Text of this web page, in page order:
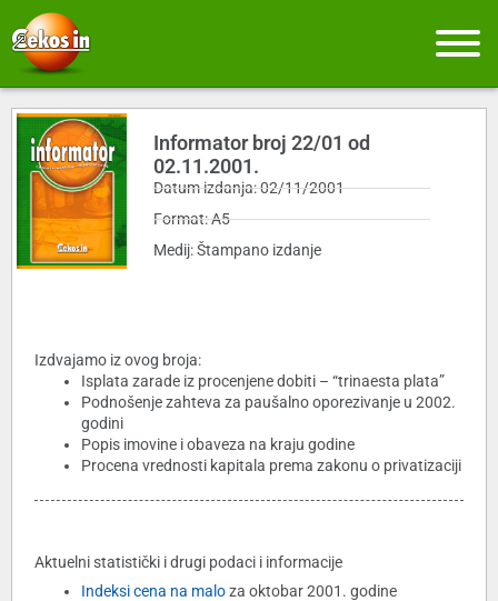
Informator broj 22/01 od
02.11.2001.
Datum izdanja: 02/11/2001
Format: A5
Medij: Štampano izdanje
Izdvajamo iz ovog broja:
Isplata zarade iz procenjene dobiti – “trinaesta plata”
Podnošenje zahteva za paušalno oporezivanje u 2002.
godini
Popis imovine i obaveza na kraju godine
Procena vrednosti kapitala prema zakonu o privatizaciji
Aktuelni statistički i drugi podaci i informacije
Indeksi cena na maloza oktobar 2001. godine